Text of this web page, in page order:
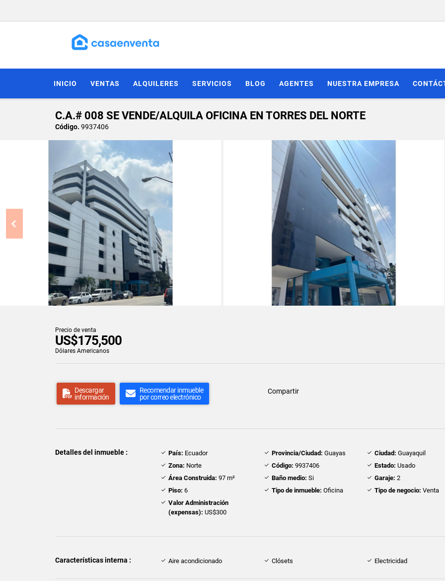
INICIO VENTAS ALQUILERES SERVICIOS BLOG AGENTES NUESTRA EMPRESA
C.A.# 008 SE VENDE/ALQUILA OFICINA EN TORRES DEL NORTE
Código. 9937406
Precio de venta
US$175,500
Dólares Americanos
Descargar
información
Recomendar inmueble
por correo electrónico
Compartir
Detalles del inmueble : País: Ecuador Provincia/Ciudad: Guayas Ciudad: Guayaquil
Zona: Norte Código: 9937406 Estado: Usado
Área Construida: 97 m² Baño medio: Si Garaje: 2
Piso: 6 Tipo de inmueble: Oficina Tipo de negocio: Venta
Valor Administración
(expensas): US$300
Características interna : Aire acondicionado Clósets Electricidad